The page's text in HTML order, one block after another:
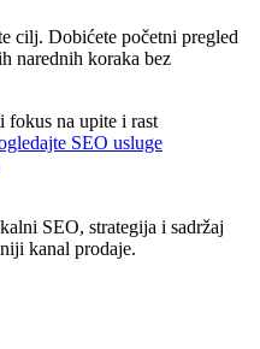
cilj. Dobićete početni pregled
narednih koraka bez
fokus na upite i rast
SEO usluge
SEO, strategija i sadržaj
kanal prodaje.